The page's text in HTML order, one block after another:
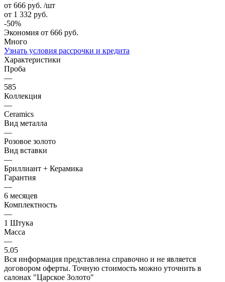
от 666 руб. /шт
от 1 332 руб.
-50%
Экономия от 666 руб.
Много
Узнать условия рассрочки и кредита
Характеристики
Проба
—
585
Коллекция
—
Ceramics
Вид металла
—
Розовое золото
Вид вставки
—
Бриллиант + Керамика
Гарантия
—
6 месяцев
Комплектность
—
1 Штука
Масса
—
5.05
Вся информация представлена справочно и не является
договором оферты. Точную стоимость можно уточнить в
салонах "Царское Золото"